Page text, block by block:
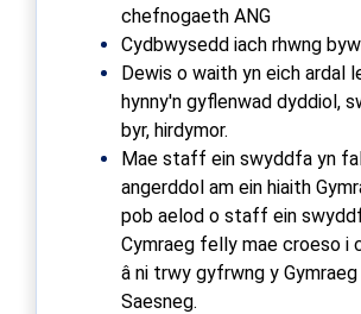
chefnogaeth ANG
Cydbwysedd iach rhwng
Dewis o waith yn eich ardal
hynny'n gyflenwad dyddiol,
byr, hirdymor.
Mae staff ein swyddfa yn
angerddol am ein hiaith
pob aelod o staff ein
Cymraeg felly mae croeso i
â ni trwy gyfrwng y Gymraeg
Saesneg.